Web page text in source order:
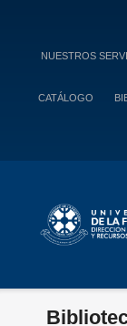
NUESTROS
CATÁLOGO